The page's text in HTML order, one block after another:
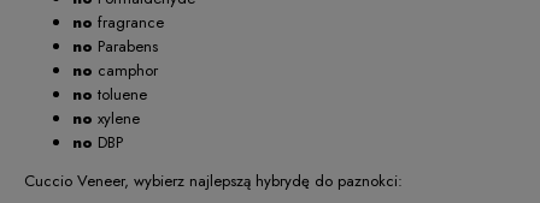
no fragrance
no Parabens
no camphor
no toluene
no xylene
no DBP
Cuccio Veneer, wybierz najlepszą hybrydę do paznokci: